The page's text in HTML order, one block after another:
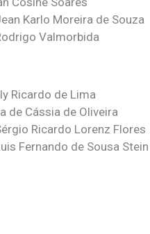
Karlo Moreira de Souza
Valmorbida
Ricardo de Lima
de Cássia de Oliveira
Ricardo Lorenz Flores
Fernando de Sousa Stein